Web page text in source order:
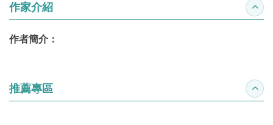
作家介紹 收合
作者簡介：
推薦專區 收合